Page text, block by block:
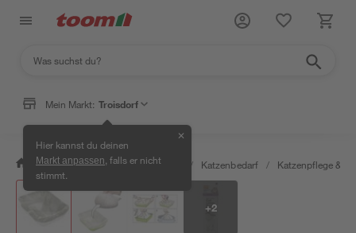
Mein Markt: Troisdorf
Hier kannst du deinen
Markt anpassen , falls er nicht
stimmt.
✕
/ Garten & Freizeit / Tierbedarf / Katzenbedarf / Katzenpflege & -
+2